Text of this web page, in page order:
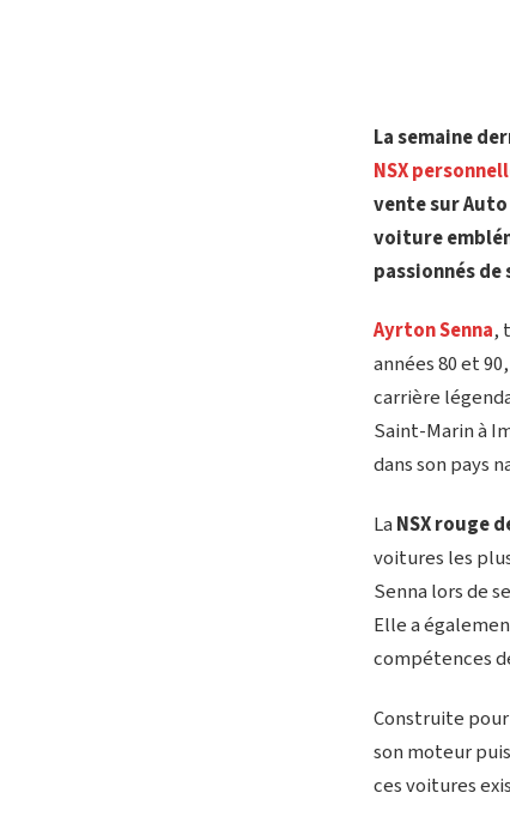
La semaine
NSX
vente sur
voiture
passionnés
Ayrton Senna,
années 80 et
carrière
Saint-Marin à
dans son pays
La NSX rouge
voitures les
Senna lors de
Elle a
compétences
Construite
son moteur
ces voitures